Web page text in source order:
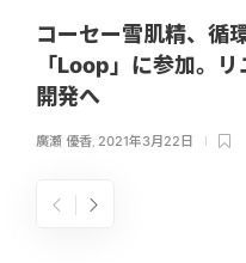
コーセー雪肌精、循
「Loop」に参加。
開発へ
廣瀬 優香, 2021年3月22日